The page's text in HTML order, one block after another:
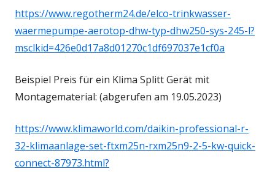
https://www.regotherm24.de/elco-trinkwasser-
waermepumpe-aerotop-dhw-typ-dhw250-sys-245-l?
msclkid=426e0d17a8d01270c1df697037e1cf0a
Beispiel Preis für ein Klima Splitt Gerät mit
Montagematerial: (abgerufen am 19.05.2023)
https://www.klimaworld.com/daikin-professional-r-
32-klimaanlage-set-ftxm25n-rxm25n9-2-5-kw-quick-
connect-87973.html?